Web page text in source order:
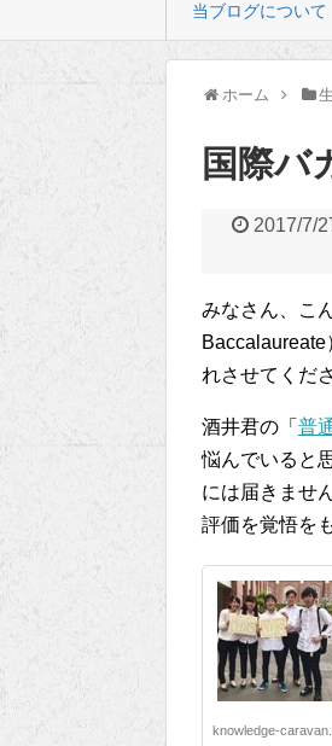
当ブログについて
ホーム
国際バ
2017/7/
みなさん、こ
れさせてくだ
酒井君の「 普
悩んでいると
には届きませ
評価を覚悟を
knowledge-